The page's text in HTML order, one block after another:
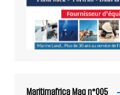
Maritimafrica Mag n°005